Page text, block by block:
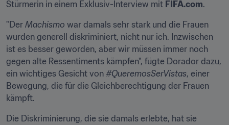
Stürmerin in einem Exklusiv-Interview mit FIFA.com.
"Der Machismo war damals sehr stark und die Frauen
wurden generell diskriminiert, nicht nur ich. Inzwischen
ist es besser geworden, aber wir müssen immer noch
gegen alte Ressentiments kämpfen", fügte Dorador dazu,
ein wichtiges Gesicht von #QueremosSerVistas, einer
Bewegung, die für die Gleichberechtigung der Frauen
kämpft.
Die Diskriminierung, die sie damals erlebte, hat sie